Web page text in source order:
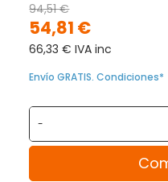
54,81 €
94,51 €
66,33 € IVA inc
Envío GRATIS. Condiciones*
-